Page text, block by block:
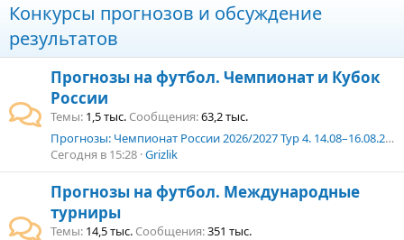
Конкурсы прогнозов и обсуждение
результатов
Прогнозы на футбол. Чемпионат и Кубок
России
Темы 1,5 тыс. Сообщения 63,2 тыс.
Прогнозы: Чемпионат России 2026/2027 Тур 4. 14.08–16.08.2026 г.
Сегодня в 15:28 Grizlik
Прогнозы на футбол. Международные
турниры
Темы 14,5 тыс. Сообщения 351 тыс.